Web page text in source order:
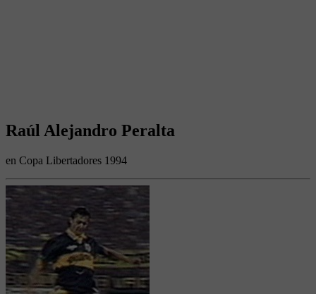
Raúl Alejandro Peralta
en Copa Libertadores 1994